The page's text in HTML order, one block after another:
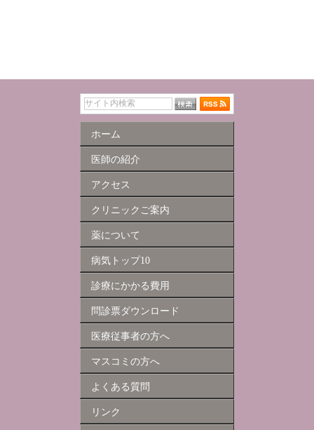
ホーム
医師の紹介
アクセス
クリニックご案内
薬について
病気トップ10
診療にかかる費用
問診票ダウンロード
医療従事者の方へ
マスコミの方へ
よくある質問
リンク